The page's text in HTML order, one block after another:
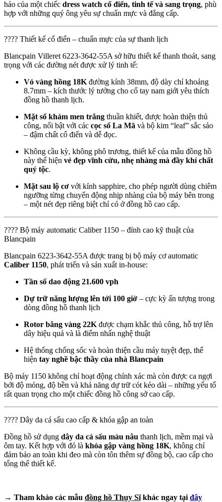
hảo của một chiếc dress watch cổ điển, tinh tế và sang trọng, phù
hợp với những quý ông yêu sự chuẩn mực và đẳng cấp.
???? Thiết kế cổ điển – chuẩn mực của sự thanh lịch
Blancpain Villeret 6223-3642-55A sở hữu thiết kế thanh thoát, sang
trọng với các đường nét được xử lý tinh tế:
Vỏ vàng hồng 18K đường kính 38mm, độ dày chỉ khoảng
8.7mm – kích thước lý tưởng cho cổ tay nam giới yêu thích
đồng hồ thanh lịch.
Mặt số khảm men trắng thuần khiết, được hoàn thiện thủ
công, nổi bật với các cọc số La Mã và bộ kim “leaf” sắc sảo
– đậm chất cổ điển và dễ đọc.
Không cầu kỳ, không phô trương, thiết kế của mẫu đồng hồ
này thể hiện vẻ đẹp vĩnh cửu, nhẹ nhàng mà đầy khí chất
quý tộc.
Mặt sau lộ cơ với kính sapphire, cho phép người dùng chiêm
ngưỡng từng chuyển động nhịp nhàng của bộ máy bên trong
– một nét đẹp riêng biệt chỉ có ở đồng hồ cao cấp.
???? Bộ máy automatic Caliber 1150 – đỉnh cao kỹ thuật của
Blancpain
Blancpain 6223-3642-55A được trang bị bộ máy cơ automatic
Caliber 1150, phát triển và sản xuất in-house:
Tần số dao động 21.600 vph
Dự trữ năng lượng lên tới 100 giờ – cực kỳ ấn tượng trong
dòng đồng hồ thanh lịch
Rotor bằng vàng 22K được chạm khắc thủ công, hỗ trợ lên
dây hiệu quả và là điểm nhấn nghệ thuật
Hệ thống chống sốc và hoàn thiện cầu máy tuyệt đẹp, thể
hiện tay nghề bậc thầy của nhà Blancpain
Bộ máy 1150 không chỉ hoạt động chính xác mà còn được ca ngợi
bởi độ mỏng, độ bền và khả năng dự trữ cót kéo dài – những yếu tố
rất quan trọng cho một chiếc đồng hồ công sở cao cấp.
???? Dây da cá sấu cao cấp & khóa gập an toàn
Đồng hồ sử dụng dây da cá sấu màu nâu thanh lịch, mềm mại và
ôm tay. Kết hợp với đó là khóa gập vàng hồng 18K, không chỉ
đảm bảo an toàn khi đeo mà còn tôn thêm sự đồng bộ, cao cấp cho
tổng thể thiết kế.
→ Tham khảo các mẫu đồng hồ Thụy Sĩkhác ngay tại đây